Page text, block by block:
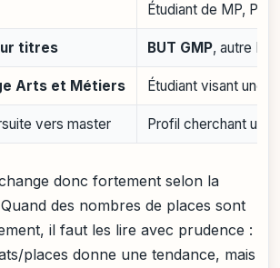
Étudiant de MP, PSI,
titres BUT GMP, autre
Arts et Métiers Étudiant visant une
vers master Profil cherchant
donc fortement selon la
des nombres de places sont
il faut les lire avec prudence :
places donne une tendance, mais